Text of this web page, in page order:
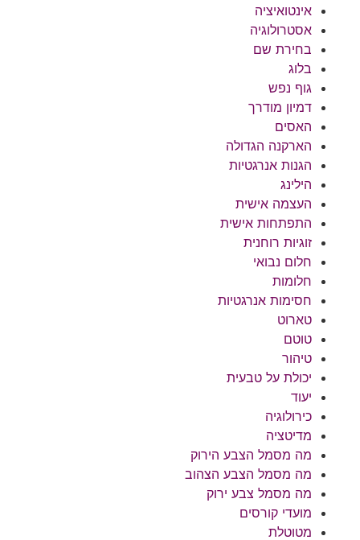
אינטואיציה
אסטרולוגיה
בחירת שם
בלוג
גוף נפש
דמיון מודרך
האסים
הארקנה הגדולה
הגנות אנרגטיות
הילינג
העצמה אישית
התפתחות אישית
זוגיות רוחנית
חלום נבואי
חלומות
חסימות אנרגטיות
טארוט
טוטם
טיהור
יכולת על טבעית
יעוד
כירולוגיה
מדיטציה
מה מסמל הצבע הירוק
מה מסמל הצבע הצהוב
מה מסמל צבע ירוק
מועדי קורסים
מטוטלת